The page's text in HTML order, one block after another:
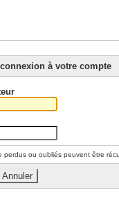
à votre compte
perdus ou oubliés peuvent être